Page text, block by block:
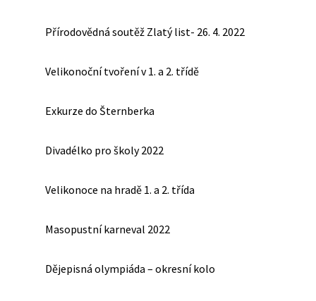
Přírodovědná soutěž Zlatý list- 26. 4. 2022
Velikonoční tvoření v 1. a 2. třídě
Exkurze do Šternberka
Divadélko pro školy 2022
Velikonoce na hradě 1. a 2. třída
Masopustní karneval 2022
Dějepisná olympiáda – okresní kolo